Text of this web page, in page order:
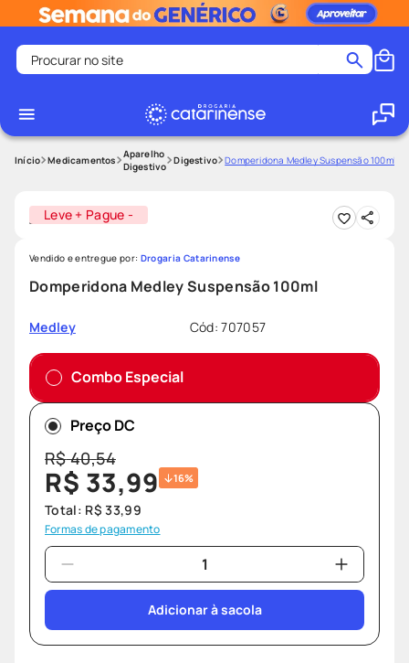
Procurar no site
1
2 º
medley
4
protetor solar facial
lenço umedecido
8º
sabonete liquido
9º
desodorante
10
protetor solar
Medicamentos
Aparelho
Digestivo
Digestivo Domperidona Medley Suspensão 100ml
Leve + Pague -
Domperidona Medley Suspensão 100ml
Medley Cód:707057
Vendido e entregue por: Drogaria Catarinense
Combo Especial
Preço DC
R$40,54
R$ 33,99 16%
Total: R$ 33,99
Formas de pagamento
Adicionar à sacola